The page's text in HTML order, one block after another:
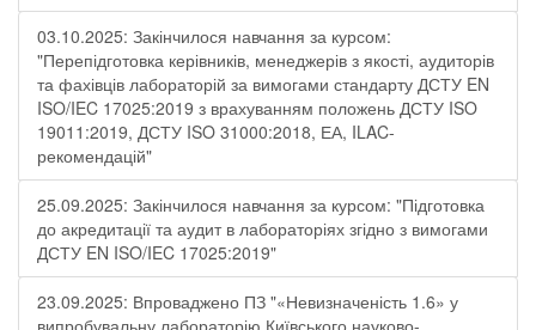
03.10.2025: Закінчилося навчання за курсом:
"Перепідготовка керівників, менеджерів з якості, аудиторів
та фахівців лабораторій за вимогами стандарту ДСТУ EN
ISO/IEC 17025:2019 з врахуванням положень ДСТУ ISO
19011:2019, ДСТУ ISO 31000:2018, ЕА, ILAC-
рекомендацій"
25.09.2025: Закінчилося навчання за курсом: "Підготовка
до акредитації та аудит в лабораторіях згідно з вимогами
ДСТУ EN ISO/IEC 17025:2019"
23.09.2025: Впроваджено ПЗ "«Невизначеність 1.6» у
випробувальну лабораторію Київського науково-